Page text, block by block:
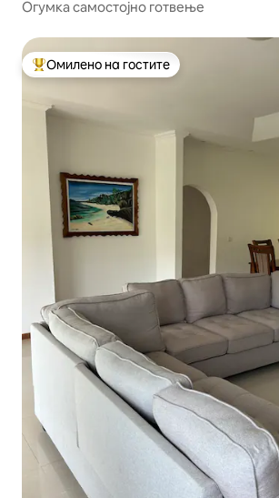
Огумка самостојно готвење
Меѓу најуспешните „Омилени на гостите“
Омилено на гостите